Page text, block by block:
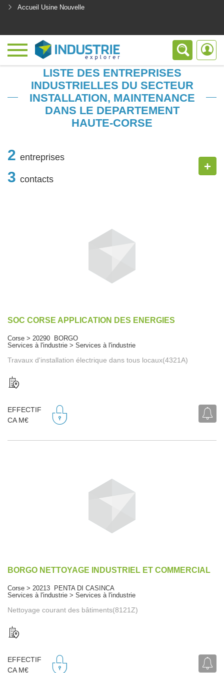
Accueil Usine Nouvelle
LISTE DES ENTREPRISES
INDUSTRIELLES DU SECTEUR
INSTALLATION, MAINTENANCE
DANS LE DEPARTEMENT
HAUTE-CORSE
2 entreprises
3 contacts
+
SOC CORSE APPLICATION DES ENERGIES
Corse > 20290 BORGO
Services à l'industrie > Services à l'industrie
Travaux d'installation électrique dans tous locaux(4321A)
EFFECTIF
CA M€
BORGO NETTOYAGE INDUSTRIEL ET COMMERCIAL
Corse > 20213 PENTA DI CASINCA
Services à l'industrie > Services à l'industrie
Nettoyage courant des bâtiments(8121Z)
EFFECTIF
CA M€